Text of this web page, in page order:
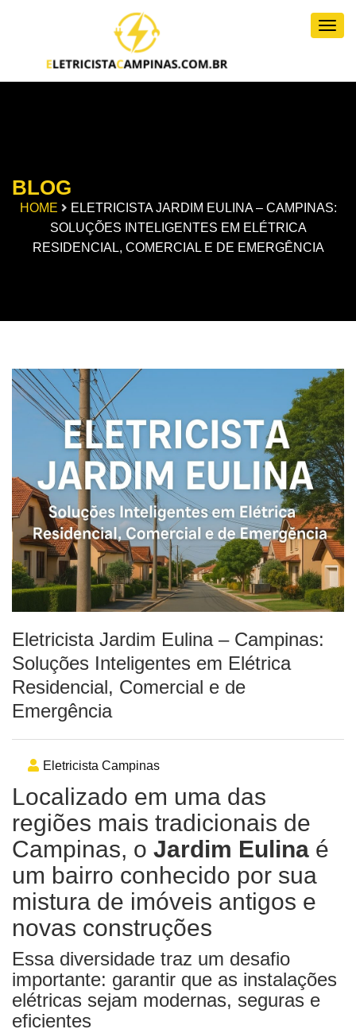
BLOG
HOME
ELETRICISTA JARDIM EULINA – CAMPINAS:
SOLUÇÕES INTELIGENTES EM ELÉTRICA
RESIDENCIAL, COMERCIAL E DE EMERGÊNCIA
Eletricista Jardim Eulina – Campinas:
Soluções Inteligentes em Elétrica
Residencial, Comercial e de
Emergência
Eletricista Campinas
Localizado em uma das
regiões mais tradicionais de
Campinas, o Jardim Eulina é
um bairro conhecido por sua
mistura de imóveis antigos e
novas construções
Essa diversidade traz um desafio
importante: garantir que as instalações
elétricas sejam modernas, seguras e
eficientes